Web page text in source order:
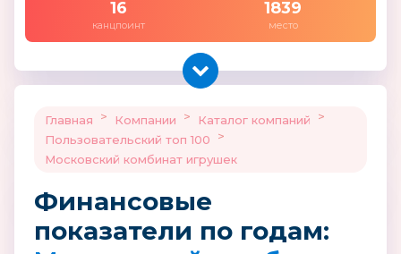
16
канцпоинт
1839
место
Главная > Компании > Каталог компаний
>
Пользовательский топ 100
>
Московский комбинат игрушек
Финансовые
показатели по годам: